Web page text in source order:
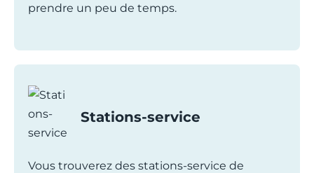
prendre un peu de temps.
Stations-service
Vous trouverez des stations-service de